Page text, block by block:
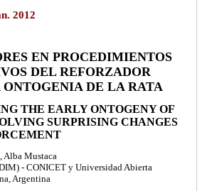
2012
EN PROCEDIMIENTOS
DEL REFORZADOR
DE LA RATA
THE EARLY ONTOGENY OF
SURPRISING CHANGES
Alba Mustaca
- CONICET y Universidad Abierta
Argentina